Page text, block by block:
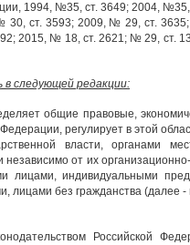
1994, №35, ст. 3649; 2004,
30, ст. 3593; 2009, № 29, ст.
2015, № 18, ст. 2621; № 29, ст.
следующей редакции:
общие правовые,
регулирует в этой
власти, органами
независимо от их
лицами, индивидуальными
лицами без гражданства (далее -
Российской